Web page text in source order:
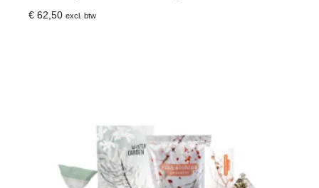
€ 62,50 excl. btw